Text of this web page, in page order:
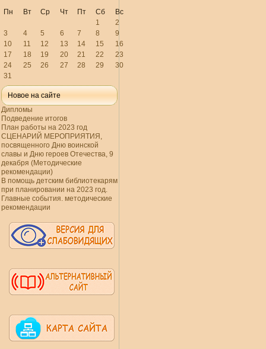
Пн Вт Ср Чт Пт Сб
Вс
1
2
3
4 5 6 7 8
9
10
11 12 13 14 15
16
17
18 19 20 21 22
23
24
25 26 27 28 29
30
31
Новое на сайте
Дипломы
Подведение итогов
План работы на 2023 год
СЦЕНАРИЙ МЕРОПРИЯТИЯ,
посвященного Дню воинской
славы и Дню героев Отечества, 9
декабря (Методические
рекомендации)
В помощь детским библиотекарям
при планировании на 2023 год.
Главные события. методические
рекомендации